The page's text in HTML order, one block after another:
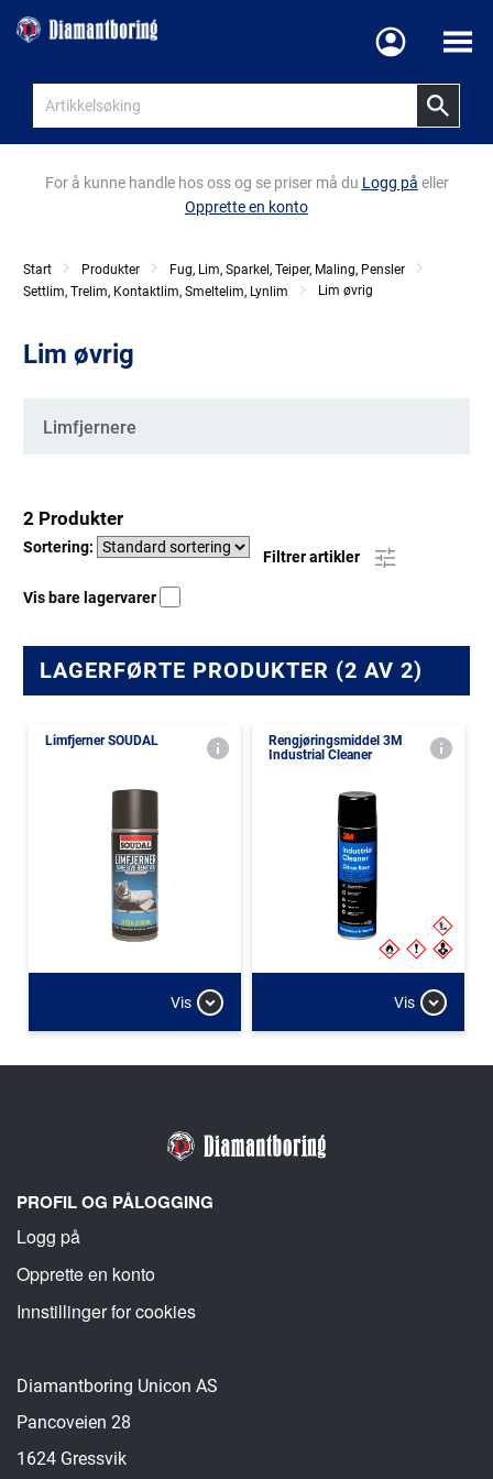
Meny
For å kunne handle hos oss og se priser må du Logg på eller
Opprette en konto
Start Produkter
Fug, Lim, Sparkel, Teiper, Maling, Pensler
Settlim, Trelim, Kontaktlim, Smeltelim, Lynlim
Lim øvrig
Lim øvrig
Kategorier
Limfjernere
2 Produkter
Sortering:
Filtrer artikler
Vis bare lagervarer
LAGERFØRTE PRODUKTER (2 AV 2)
Limfjerner SOUDAL
Vis
Rengjøringsmiddel 3M
Industrial Cleaner
Vis
PROFIL OG PÅLOGGING
Logg på
Opprette en konto
Innstillinger for cookies
Diamantboring Unicon AS
Pancoveien 28
1624 Gressvik